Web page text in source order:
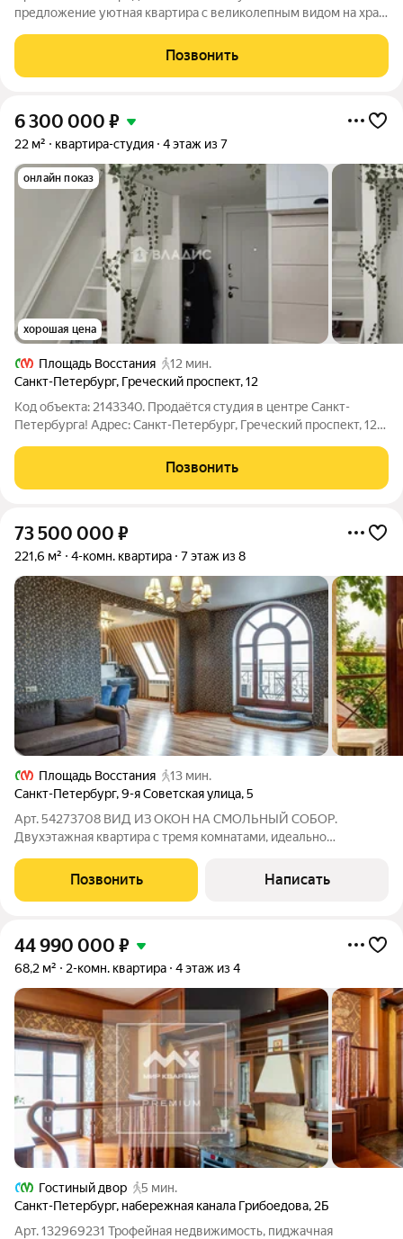
предложение уютная квартира с великолепным видом на храм
сталинского ампира по проекту архитекторов И.И. Фомина и
М.К. Бенуа. Фасад здания
Позвонить
6 300 000 ₽
22 м² квартира-студия 4 этаж из 7
онлайн показ
хорошая цена
Площадь Восстания
12 мин.
Санкт-Петербург, Греческий проспект,12
Код объекта: 2143340. Продаётся студия в центре Санкт-
Петербурга! Адрес: Санкт-Петербург, Греческий проспект, 12
Позвонить
73 500 000 ₽
221,6 м² 4-комн. квартира 7 этаж из 8
Площадь Восстания
13 мин.
Санкт-Петербург,9-я Советская улица,5
Арт. 54273708 ВИД ИЗ ОКОН НА СМОЛЬНЫЙ СОБОР.
Двухэтажная квартира с тремя комнатами, идеально
квартиры! Клубный дом бизнес-класса, год постройки 2007г.
Позвонить Написать
44 990 000 ₽
68,2 м² 2-комн. квартира 4 этаж из 4
Гостиный двор
5 мин.
Санкт-Петербург, набережная канала Грибоедова, 2Б
Арт. 132969231 Трофейная недвижимость, пиджачная